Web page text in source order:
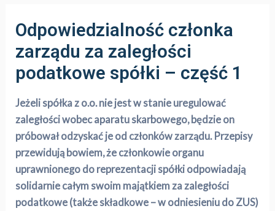
Odpowiedzialność członka
zarządu za zaległości
podatkowe spółki – część 1
Jeżeli spółka z o.o. nie jest w stanie uregulować
zaległości wobec aparatu skarbowego, będzie on
próbował odzyskać je od członków zarządu. Przepisy
przewidują bowiem, że członkowie organu
uprawnionego do reprezentacji spółki odpowiadają
solidarnie całym swoim majątkiem za zaległości
podatkowe (także składkowe – w odniesieniu do ZUS)